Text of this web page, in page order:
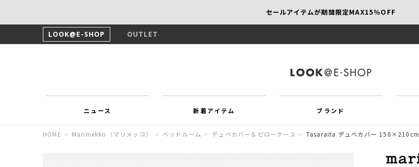
セールアイテムが期間限定MAX15％OFF
LOOK@E-SHOP OUTLET
ニュース 新着アイテム ブランド
HOME > Marimekko（マリメッコ） > ベッドルーム > デュベカバー＆ピローケース > Tasaraita デュベカバー 150×210cm